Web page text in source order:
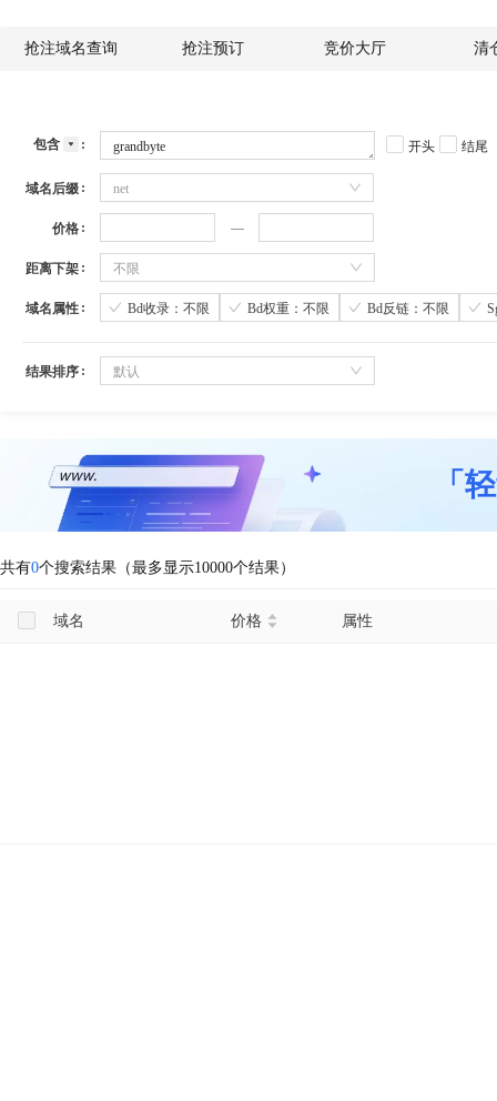
抢注域名查询 抢注预订 竞价大厅 清
包含 开头 结尾
域名后缀 net
价格
距离下架 不限
域名属性 Bd收录：不限 Bd权重：不限 Bd反链：不限
结果排序 默认
「
共有0个搜索结果（最多显示10000个结果）
域名 价格 属性